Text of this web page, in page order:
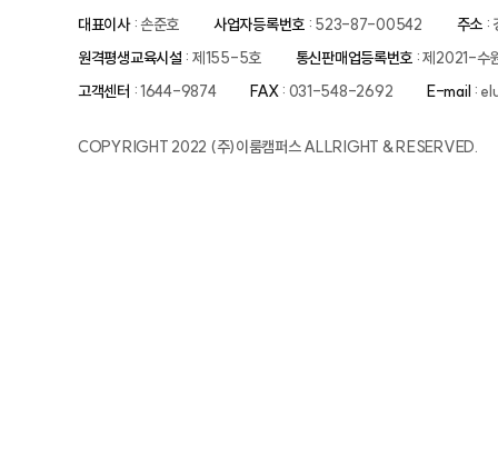
대표이사: 손준호 사업자등록번호 : 523-87-00542 주소:
원격평생교육시설 : 제155-5호 통신판매업등록번호 : 제2021-수
고객센터 : 1644-9874 FAX: 031-548-2692 E-mail :
COPYRIGHT 2022 (주)이룸캠퍼스 ALLRIGHT & RESERVED.